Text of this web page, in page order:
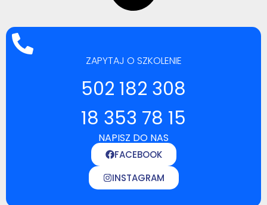
ZAPYTAJ O SZKOLENIE
502 182 308
18 353 78 15
NAPISZ DO NAS
FACEBOOK
INSTAGRAM